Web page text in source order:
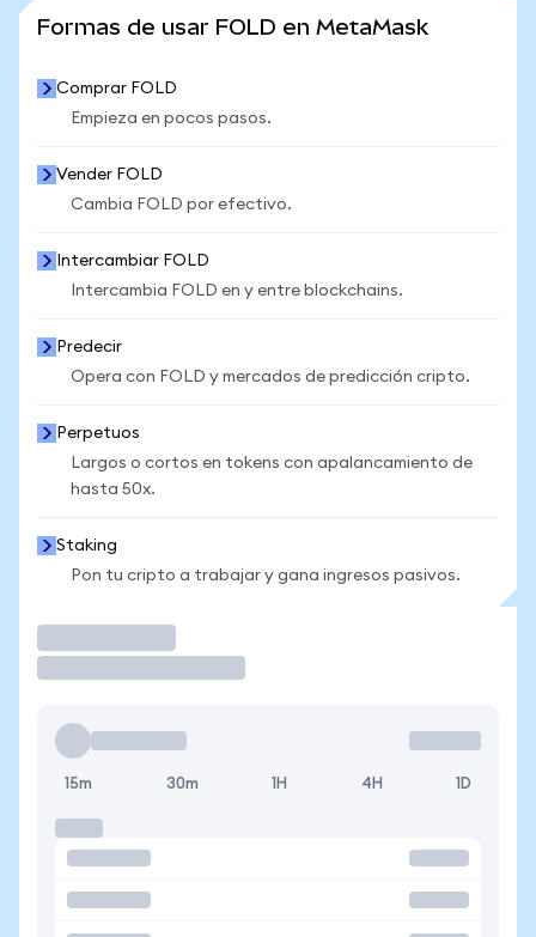
Formas de usar FOLD en MetaMask
Comprar FOLD
Empieza en pocos pasos.
Vender FOLD
Cambia FOLD por efectivo.
Intercambiar FOLD
Intercambia FOLD en y entre blockchains.
Predecir
Opera con FOLD y mercados de predicción cripto.
Perpetuos
Largos o cortos en tokens con apalancamiento de
hasta 50x.
Staking
Pon tu cripto a trabajar y gana ingresos pasivos.
15m 30m 1H 4H 1D